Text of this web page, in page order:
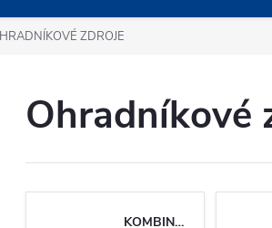
ZDROJE
Ohradníkové
KOMBINOVANÉ